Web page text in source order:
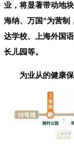
业，将显著带动地
海纳、万国”为营制
达学校、上海外国
长儿园等。
为业从的健康保